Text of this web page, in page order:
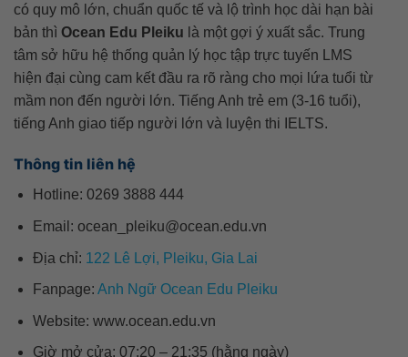
có quy mô lớn, chuẩn quốc tế và lộ trình học dài hạn bài
bản thì Ocean Edu Pleiku là một gợi ý xuất sắc. Trung
tâm sở hữu hệ thống quản lý học tập trực tuyến LMS
hiện đại cùng cam kết đầu ra rõ ràng cho mọi lứa tuổi từ
mầm non đến người lớn. Tiếng Anh trẻ em (3-16 tuổi),
tiếng Anh giao tiếp người lớn và luyện thi IELTS.
Thông tin liên hệ
Hotline: 0269 3888 444
Email: ocean_pleiku@ocean.edu.vn
Địa chỉ: 122 Lê Lợi, Pleiku, Gia Lai
Fanpage: Anh Ngữ Ocean Edu Pleiku
Website: www.ocean.edu.vn
Giờ mở cửa: 07:20 – 21:35 (hằng ngày)